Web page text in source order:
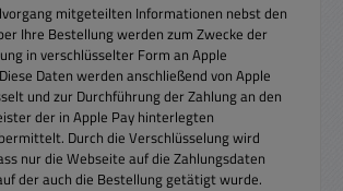
mitgeteilten Informationen nebst den
Ihre Bestellung werden zum Zwecke der
in verschlüsselter Form an Apple
Daten werden anschließend von Apple
und zur Durchführung der Zahlung an den
der in Apple Pay hinterlegten
Durch die Verschlüsselung wird
nur die Webseite auf die Zahlungsdaten
der auch die Bestellung getätigt wurde.